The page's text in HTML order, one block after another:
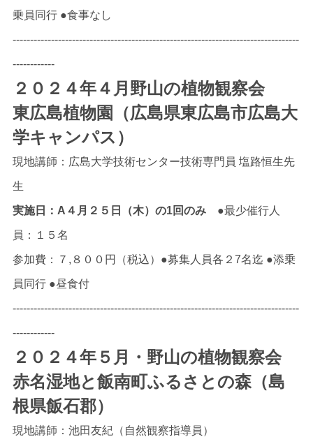
乗員同行 ●食事なし
----------------------------------------------------------------------------------
------------
２０２４年４月野山の植物観察会
東広島植物園（広島県東広島市広島大
学キャンパス）
現地講師：広島大学技術センター技術専門員 塩路恒生先
生
実施日：A４月２５日（木）の1回のみ ●最少催行人
員：１５名
参加費：７,８００円（税込）●募集人員各２7名迄 ●添乗
員同行 ●昼食付
----------------------------------------------------------------------------------
------------
２０２４年５月・野山の植物観察会
赤名湿地と飯南町ふるさとの森（島
根県飯石郡）
現地講師：池田友紀（自然観察指導員）